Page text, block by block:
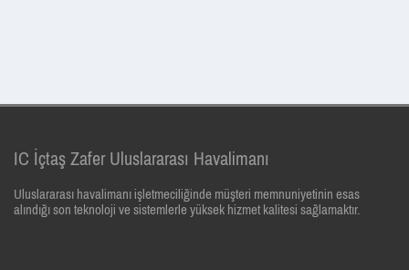
IC İçtaş Zafer Uluslararası Havalimanı
Uluslararası havalimanı işletmeciliğinde müşteri memnuniyetinin esas
alındığı son teknoloji ve sistemlerle yüksek hizmet kalitesi sağlamaktır.